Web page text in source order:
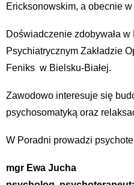
Ericksonowskim, a obecnie
Doświadczenie zdobywała
Psychiatrycznym Zakładzie
Feniks w Bielsku-Białej.
Zawodowo interesuje się
psychosomatyką oraz
W Poradni prowadzi
mgr Ewa Jucha